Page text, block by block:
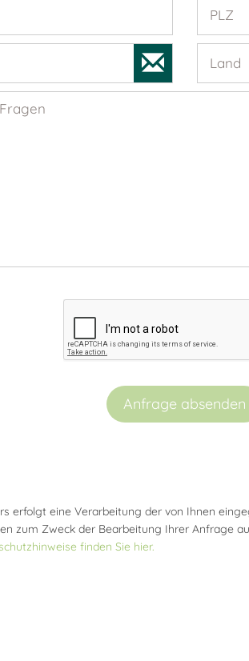
PLZ
Land
Anfrage absenden
erfolgt eine Verarbeitung der von Ihnen
zum Zweck der Bearbeitung Ihrer Anfrage
finden Sie hier.